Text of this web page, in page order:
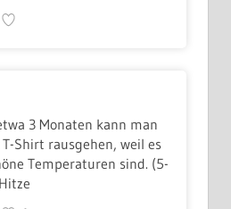
3 Monaten kann man
Shirt rausgehen, weil es
Temperaturen sind. (5-